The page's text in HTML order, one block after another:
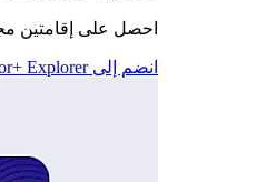
احصل على إقامتين
انضم إلى ALL Accor+ Explorer